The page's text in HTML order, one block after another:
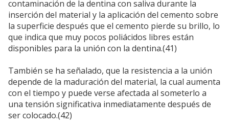
contaminación de la dentina con saliva durante la
inserción del material y la aplicación del cemento sobre
la superficie después que el cemento pierde su brillo, lo
que indica que muy pocos poliácidos libres están
disponibles para la unión con la dentina.(41)
También se ha señalado, que la resistencia a la unión
depende de la maduración del material, la cual aumenta
con el tiempo y puede verse afectada al someterlo a
una tensión significativa inmediatamente después de
ser colocado.(42)